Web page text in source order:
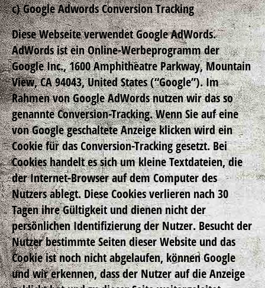
c) Google Adwords Conversion Tracking
Diese Webseite verwendet Google AdWords.
AdWords ist ein Online-Werbeprogramm der
Google Inc., 1600 Amphitheatre Parkway, Mountain
View, CA 94043, United States (“Google”). Im
Rahmen von Google AdWords nutzen wir das so
genannte Conversion-Tracking. Wenn Sie auf eine
von Google geschaltete Anzeige klicken wird ein
Cookie für das Conversion-Tracking gesetzt. Bei
Cookies handelt es sich um kleine Textdateien, die
der Internet-Browser auf dem Computer des
Nutzers ablegt. Diese Cookies verlieren nach 30
Tagen ihre Gültigkeit und dienen nicht der
persönlichen Identifizierung der Nutzer. Besucht der
Nutzer bestimmte Seiten dieser Website und das
Cookie ist noch nicht abgelaufen, können Google
und wir erkennen, dass der Nutzer auf die Anzeige